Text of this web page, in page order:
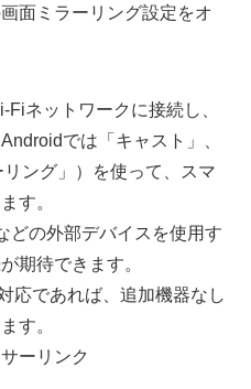
面ミラーリング設定をオ
ネットワークに接続し、
では「キャスト」、
ング」）を使って、スマ
す。
どの外部デバイスを使用す
期待できます。
応であれば、追加機器なし
す。
ーリンク